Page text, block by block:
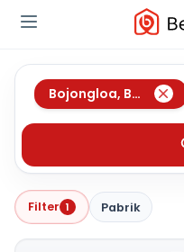
Bojongloa, Bandung
Filter 1 Pabrik